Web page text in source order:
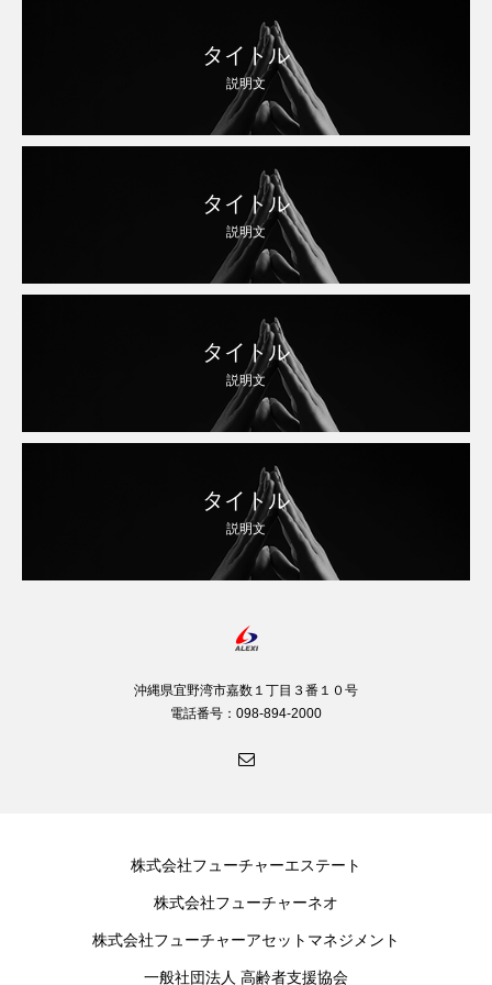
タイトル
説明文
タイトル
説明文
タイトル
説明文
タイトル
説明文
沖縄県宜野湾市嘉数１丁目３番１０号
電話番号：098-894-2000
株式会社フューチャーエステート
株式会社フューチャーネオ
株式会社フューチャーアセットマネジメント
一般社団法人 高齢者支援協会